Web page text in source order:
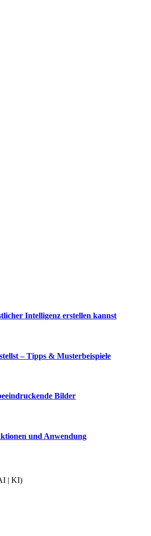
Intelligenz erstellen kannst
– Tipps & Musterbeispiele
Bilder
und Anwendung
| KI)